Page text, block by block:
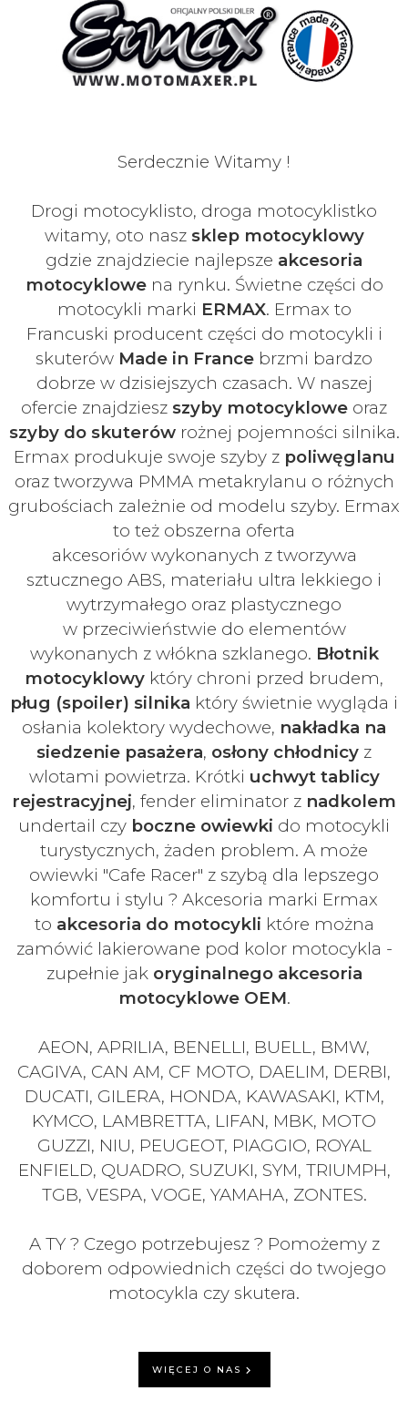
Serdecznie Witamy !
Drogi motocyklisto, droga motocyklistko
witamy, oto nasz sklep motocyklowy
gdzie znajdziecie najlepsze akcesoria
motocyklowena rynku. Świetne części do
motocykli marki ERMAX. Ermax to
Francuski producent części do motocykli i
skuterów Made in France brzmi bardzo
dobrze w dzisiejszych czasach. W naszej
ofercie znajdziesz szyby motocyklowe oraz
szyby do skuterówrożnej pojemności silnika.
Ermax produkuje swoje szyby z poliwęglanu
oraz tworzywa PMMA metakrylanu o różnych
grubościach zależnie od modelu szyby. Ermax
to też obszerna oferta
akcesoriów wykonanych z tworzywa
sztucznego ABS, materiału ultra lekkiego i
wytrzymałego oraz plastycznego
w przeciwieństwie do elementów
wykonanych z włókna szklanego. Błotnik
motocyklowy który chroni przed brudem,
pług (spoiler) silnika który świetnie wygląda i
osłania kolektory wydechowe, nakładka na
siedzenie pasażera, osłony chłodnicy z
wlotami powietrza. Krótki uchwyt tablicy
rejestracyjnej, fender eliminator z nadkolem
undertail czy boczne owiewki do motocykli
turystycznych, żaden problem. A może
owiewki "Cafe Racer" z szybą dla lepszego
komfortu i stylu ? Akcesoria marki Ermax
to akcesoria do motocykli które można
zamówić lakierowane pod kolor motocykla -
zupełnie jak oryginalnego akcesoria
motocyklowe OEM.
AEON, APRILIA, BENELLI, BUELL, BMW,
CAGIVA, CAN AM, CF MOTO, DAELIM, DERBI,
DUCATI, GILERA, HONDA, KAWASAKI, KTM,
KYMCO, LAMBRETTA, LIFAN, MBK, MOTO
GUZZI, NIU, PEUGEOT, PIAGGIO, ROYAL
ENFIELD, QUADRO, SUZUKI, SYM, TRIUMPH,
TGB, VESPA, VOGE, YAMAHA, ZONTES.
A TY ? Czego potrzebujesz ? Pomożemy z
doborem odpowiednich części do twojego
motocykla czy skutera.
WIĘCEJ O NAS